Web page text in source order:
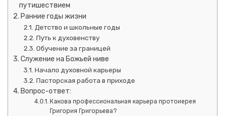
путишествием
Ранние годы жизни
Детство и школьные годы
Путь к духовенству
Обучение за границей
Служение на Божьей ниве
Начало духовной карьеры
Пасторская работа в приходе
Вопрос-ответ:
Какова профессиональная карьера протоиерея
Григория Григорьева?